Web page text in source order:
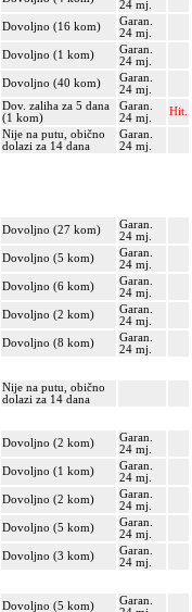
24 mj.
Dovoljno (16 kom)
Garan.
24 mj.
Dovoljno (1 kom)
Garan.
24 mj.
Dovoljno (40 kom)
Garan.
24 mj.
Dov. zaliha za 5 dana
(1 kom)
Garan.
24 mj.
Hit.
Nije na putu, obično
dolazi za 14 dana
Garan.
24 mj.
Dovoljno (27 kom)
Garan.
24 mj.
Dovoljno (5 kom)
Garan.
24 mj.
Dovoljno (6 kom)
Garan.
24 mj.
Dovoljno (2 kom)
Garan.
24 mj.
Dovoljno (8 kom)
Garan.
24 mj.
Nije na putu, obično
dolazi za 14 dana
Dovoljno (2 kom)
Garan.
24 mj.
Dovoljno (1 kom)
Garan.
24 mj.
Dovoljno (2 kom)
Garan.
24 mj.
Dovoljno (5 kom)
Garan.
24 mj.
Dovoljno (3 kom)
Garan.
24 mj.
Dovoljno (5 kom)
Garan.